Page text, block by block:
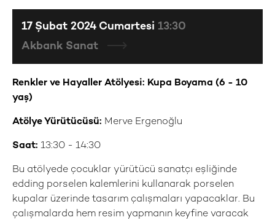
Renkler ve Hayaller Atölyesi: Kupa Boyama (6 - 10
yaş)
Atölye Yürütücüsü: Merve Ergenoğlu
Saat: 13:30 - 14:30
Bu atölyede çocuklar yürütücü sanatçı eşliğinde
edding porselen kalemlerini kullanarak porselen
kupalar üzerinde tasarım çalışmaları yapacaklar. Bu
çalışmalarda hem resim yapmanın keyfine varacak
17 Şubat 2024 Cumartesi 13:30
Akbank Sanat